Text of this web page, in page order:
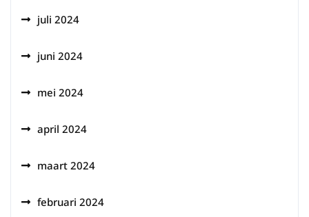
juli 2024
juni 2024
mei 2024
april 2024
maart 2024
februari 2024